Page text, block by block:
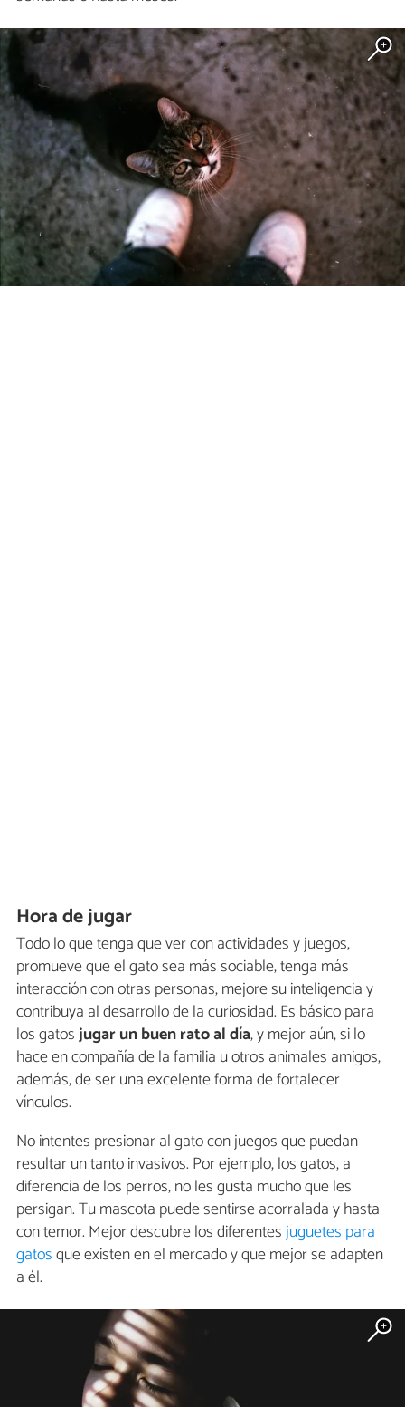
Hora de jugar
Todo lo que tenga que ver con actividades y juegos,
promueve que el gato sea más sociable, tenga más
interacción con otras personas, mejore su inteligencia y
contribuya al desarrollo de la curiosidad. Es básico para
los gatosjugar un buen rato al día, y mejor aún, si lo
hace en compañía de la familia u otros animales amigos,
además, de ser una excelente forma de fortalecer
vínculos.
No intentes presionar al gato con juegos que puedan
resultar un tanto invasivos. Por ejemplo, los gatos, a
diferencia de los perros, no les gusta mucho que les
persigan. Tu mascota puede sentirse acorralada y hasta
con temor. Mejor descubre los diferentesjuguetes para
gatosque existen en el mercado y que mejor se adapten
a él.